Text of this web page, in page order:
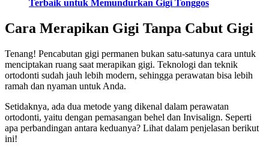
Terbaik untuk Memundurkan Gigi Tonggos
Cara Merapikan Gigi Tanpa Cabut Gigi
Tenang! Pencabutan gigi permanen bukan satu-satunya cara untuk
menciptakan ruang saat merapikan gigi. Teknologi dan teknik
ortodonti sudah jauh lebih modern, sehingga perawatan bisa lebih
ramah dan nyaman untuk Anda.
Setidaknya, ada dua metode yang dikenal dalam perawatan
ortodonti, yaitu dengan pemasangan behel dan Invisalign. Seperti
apa perbandingan antara keduanya? Lihat dalam penjelasan berikut
ini!